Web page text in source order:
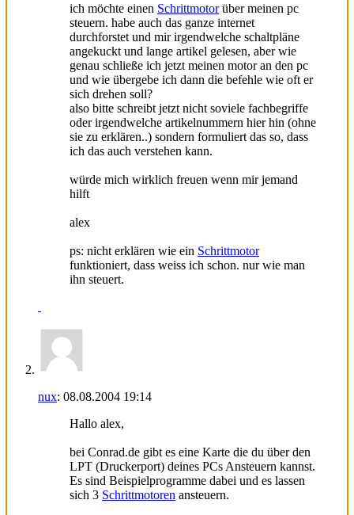
ich möchte einen Schrittmotorüber meinen pc
steuern. habe auch das ganze internet
durchforstet und mir irgendwelche schaltpläne
angekuckt und lange artikel gelesen, aber wie
genau schließe ich jetzt meinen motor an den pc
und wie übergebe ich dann die befehle wie oft er
sich drehen soll?
also bitte schreibt jetzt nicht soviele fachbegriffe
oder irgendwelche artikelnummern hier hin (ohne
sie zu erklären..) sondern formuliert das so, dass
ich das auch verstehen kann.
würde mich wirklich freuen wenn mir jemand
hilft
alex
ps: nicht erklären wie ein Schrittmotor
funktioniert, dass weiss ich schon. nur wie man
ihn steuert.
nux: 08.08.2004 19:14
Hallo alex,
bei Conrad.de gibt es eine Karte die du über den
LPT (Druckerport) deines PCs Ansteuern kannst.
Es sind Beispielprogramme dabei und es lassen
sich 3 Schrittmotoren ansteuern.